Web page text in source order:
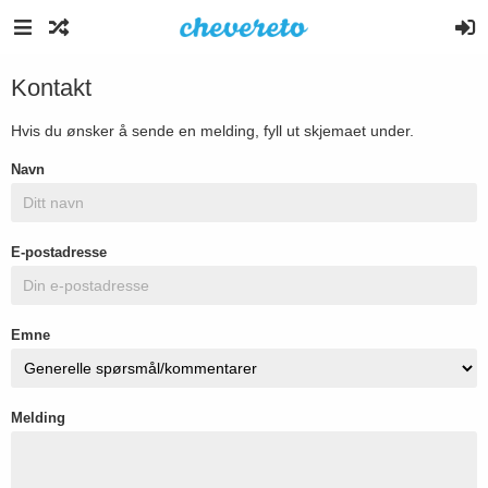
Kontakt
Hvis du ønsker å sende en melding, fyll ut skjemaet under.
Navn
E-postadresse
Emne
Melding